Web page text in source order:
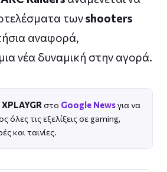
τωνshooters
αναφορά,
νέα δυναμική στην αγορά.
XPLAYGR στο Google Newsγια να
όλες τις εξελίξεις σε gaming,
και ταινίες.